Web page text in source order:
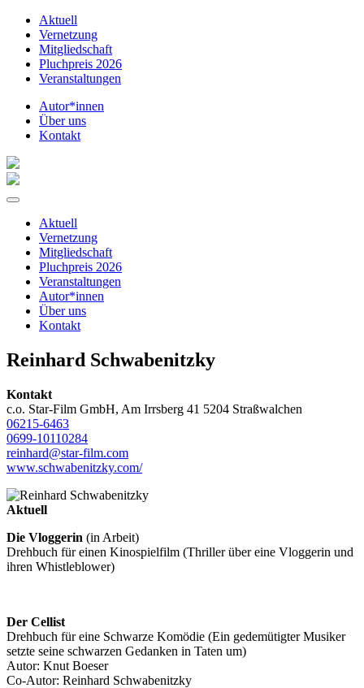
Aktuell
Vernetzung
Mitgliedschaft
Pluchpreis 2026
Veranstaltungen
Autor*innen
Über uns
Kontakt
Aktuell
Vernetzung
Mitgliedschaft
Pluchpreis 2026
Veranstaltungen
Autor*innen
Über uns
Kontakt
Reinhard Schwabenitzky
Kontakt
c.o. Star-Film GmbH, Am Irrsberg 41 5204 Straßwalchen
06215-6463
0699-10110284
reinhard@star-film.com
www.schwabenitzky.com/
Aktuell
Die Vloggerin (in Arbeit)
Drehbuch für einen Kinospielfilm (Thriller über eine Vloggerin und
ihren Whistleblower)
Der Cellist
Drehbuch für eine Schwarze Komödie (Ein gedemütigter Musiker
setzte seine schwarzen Gedanken in Taten um)
Autor: Knut Boeser
Co-Autor: Reinhard Schwabenitzky